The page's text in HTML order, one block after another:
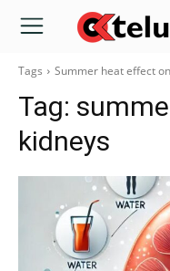
Tags Summer heat effect
Tag:
kidneys